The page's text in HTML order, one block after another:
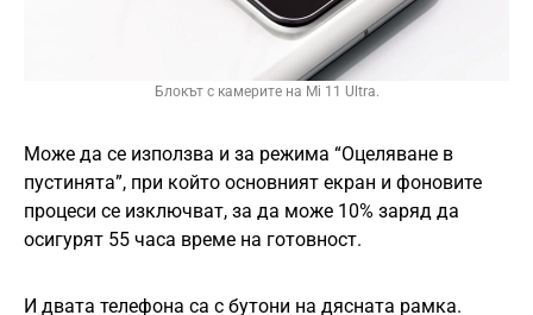
Блокът с камерите на Mi 11 Ultra.
Може да се използва и за режима “Оцеляване в
пустинята”, при който основният екран и фоновите
процеси се изключват, за да може 10% заряд да
осигурят 55 часа време на готовност.
И двата телефона са с бутони на дясната рамка.